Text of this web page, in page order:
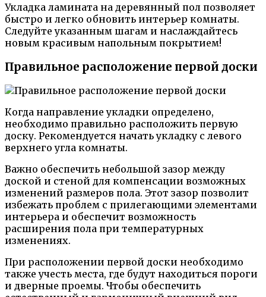
Укладка ламината на деревянный пол позволяет
быстро и легко обновить интерьер комнаты.
Следуйте указанным шагам и наслаждайтесь
новым красивым напольным покрытием!
Правильное расположение первой доски
Когда направление укладки определено,
необходимо правильно расположить первую
доску. Рекомендуется начать укладку с левого
верхнего угла комнаты.
Важно обеспечить небольшой зазор между
доской и стеной для компенсации возможных
изменений размеров пола. Этот зазор позволит
избежать проблем с прилегающими элементами
интерьера и обеспечит возможность
расширения пола при температурных
изменениях.
При расположении первой доски необходимо
также учесть места, где будут находиться пороги
и дверные проемы. Чтобы обеспечить